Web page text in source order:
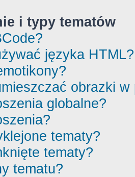
i typy tematów
języka HTML?
obrazki w
globalne?
tematy?
tematy?
tematu?